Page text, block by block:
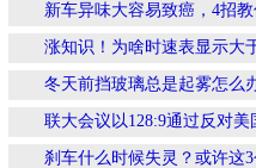
新车异味大容易致癌，4招教
涨知识！为啥时速表显示大
冬天前挡玻璃总是起雾怎么
联大会议以128:9通过反对
刹车什么时候失灵？或许这